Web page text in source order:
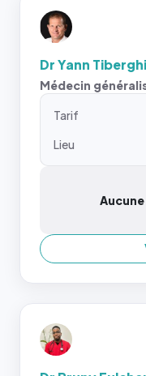
Dr Yann
Médecin
Tarif
Lieu